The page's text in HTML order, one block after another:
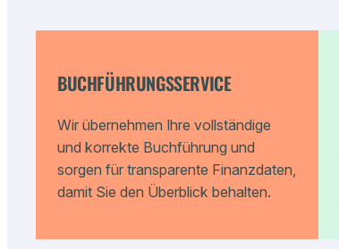
BUCHFÜHRUNGSSERVICE
Wir übernehmen Ihre vollständige
und korrekte Buchführung und
sorgen für transparente Finanzdaten,
damit Sie den Überblick behalten.